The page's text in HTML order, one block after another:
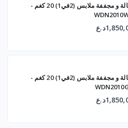
غسالة و مجففة ملابس (2في1) 20 كغم -
غسالة و مجففة ملابس (2في1) 20 كغم -